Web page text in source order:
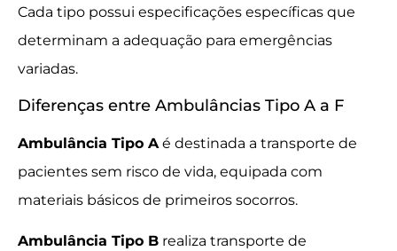
Cada tipo possui especificações específicas que
determinam a adequação para emergências
variadas.
Diferenças entre Ambulâncias Tipo A a F
Ambulância Tipo Aé destinada a transporte de
pacientes sem risco de vida, equipada com
materiais básicos de primeiros socorros.
Ambulância Tipo B realiza transporte de